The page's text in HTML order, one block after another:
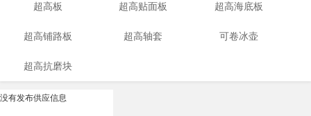
超高板 超高贴面板 超高海底板
超高铺路板 超高轴套 可卷冰壶
超高抗磨块
没有发布供应信息